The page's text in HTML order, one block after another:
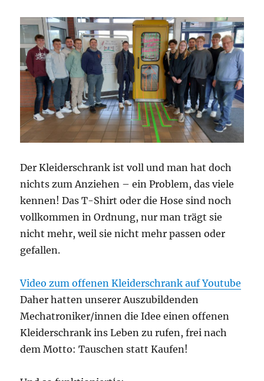
Der Kleiderschrank ist voll und man hat doch
nichts zum Anziehen – ein Problem, das viele
kennen! Das T-Shirt oder die Hose sind noch
vollkommen in Ordnung, nur man trägt sie
nicht mehr, weil sie nicht mehr passen oder
gefallen.
Video zum offenen Kleiderschrank auf Youtube
Daher hatten unserer Auszubildenden
Mechatroniker/innen die Idee einen offenen
Kleiderschrank ins Leben zu rufen, frei nach
dem Motto: Tauschen statt Kaufen!